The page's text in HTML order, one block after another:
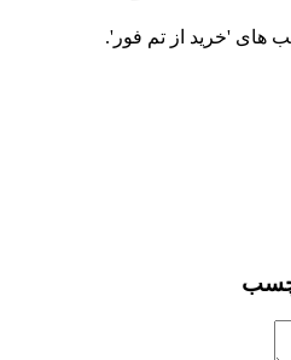
های 'خرید از تم فور'.